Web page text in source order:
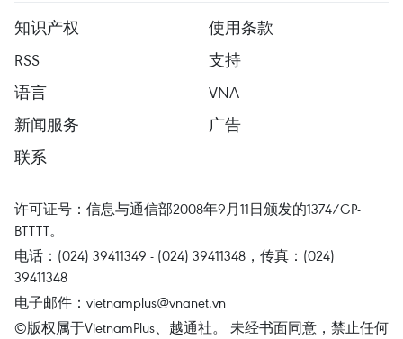
知识产权
使用条款
RSS
支持
语言
VNA
新闻服务
广告
联系
许可证号：信息与通信部2008年9月11日颁发的1374/GP-
BTTTT。
电话：(024) 39411349 - (024) 39411348，传真：(024)
39411348
电子邮件： vietnamplus@vnanet.vn
©版权属于VietnamPlus、越通社。 未经书面同意，禁止任何